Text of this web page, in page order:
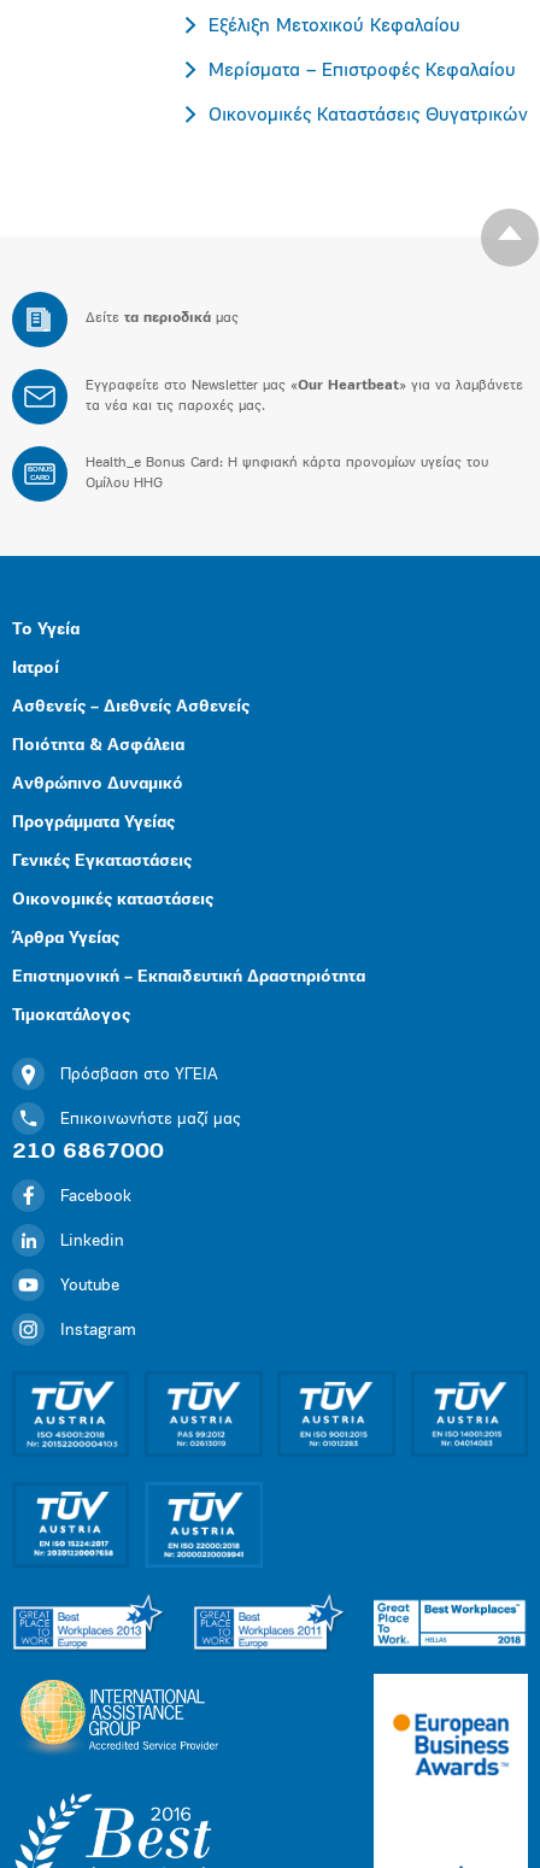
Εξέλιξη Μετοχικού Κεφαλαίου
Μερίσματα – Επιστροφές Κεφαλαίου
Οικονομικές Καταστάσεις Θυγατρικών
Δείτε τα περιοδικά μας
Εγγραφείτε στο Newsletter μας «Our Heartbeat» για να λαμβάνετε
τα νέα και τις παροχές μας.
BONUS
CARD
Health_e Bonus Card: H ψηφιακή κάρτα προνομίων υγείας του
Ομίλου HHG
Το Υγεία
Ιατροί
Ασθενείς – Διεθνείς Ασθενείς
Ποιότητα & Ασφάλεια
Ανθρώπινο Δυναμικό
Προγράμματα Υγείας
Γενικές Εγκαταστάσεις
Οικονομικές καταστάσεις
Άρθρα Υγείας
Επιστημονική – Εκπαιδευτική Δραστηριότητα
Τιμοκατάλογος
Πρόσβαση στο ΥΓΕΙΑ
Επικοινωνήστε μαζί μας
210 6867000
Facebook
Linkedin
Youtube
Instagram